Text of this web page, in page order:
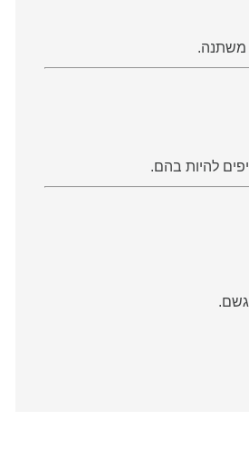
משתנה.
להיות בהם.